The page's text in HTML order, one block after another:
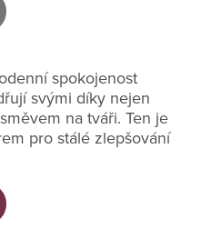
spokojenost
svými díky nejen
na tváři. Ten je
pro stálé zlepšování